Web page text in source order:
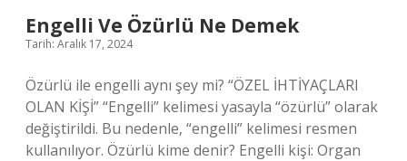
Engelli Ve Özürlü Ne Demek
Tarih: Aralık 17, 2024
Özürlü ile engelli aynı şey mi? “ÖZEL İHTİYAÇLARI
OLAN KİŞİ” “Engelli” kelimesi yasayla “özürlü” olarak
değiştirildi. Bu nedenle, “engelli” kelimesi resmen
kullanılıyor. Özürlü kime denir? Engelli kişi: Organ